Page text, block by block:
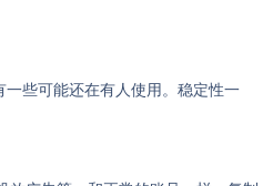
一些可能还在有人使用。稳定性一